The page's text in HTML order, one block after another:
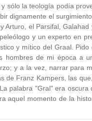
sólo la teología podía
dignamente el
Arturo, el Parsifal, Galahad
y un experto en
y mítico del Graal. Pido
hombres de mi época a
y a la vez, narrar para
de Franz Kampers, las
palabra "Gral" era oscura
aquel momento de la